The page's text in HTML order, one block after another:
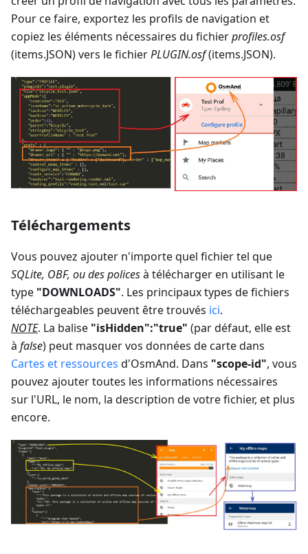
Pour ce faire, exportez les profils de navigation et
copiez les éléments nécessaires du fichierprofiles.osf
(items.JSON) vers le fichierPLUGIN.osf(items.JSON).
Téléchargements
Vous pouvez ajouter n'importe quel fichier tel que
SQLite, OBF, ou des policesà télécharger en utilisant le
type "DOWNLOADS". Les principaux types de fichiers
téléchargeables peuvent être trouvés ici.
NOTE. La balise "isHidden":"true" (par défaut, elle est
à false) peut masquer vos données de carte dans
Cartes et ressources d'OsmAnd. Dans "scope-id", vous
pouvez ajouter toutes les informations nécessaires
sur l'URL, le nom, la description de votre fichier, et plus
encore.